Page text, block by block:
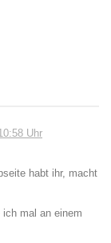
Uhr
habt ihr, macht
mal an einem